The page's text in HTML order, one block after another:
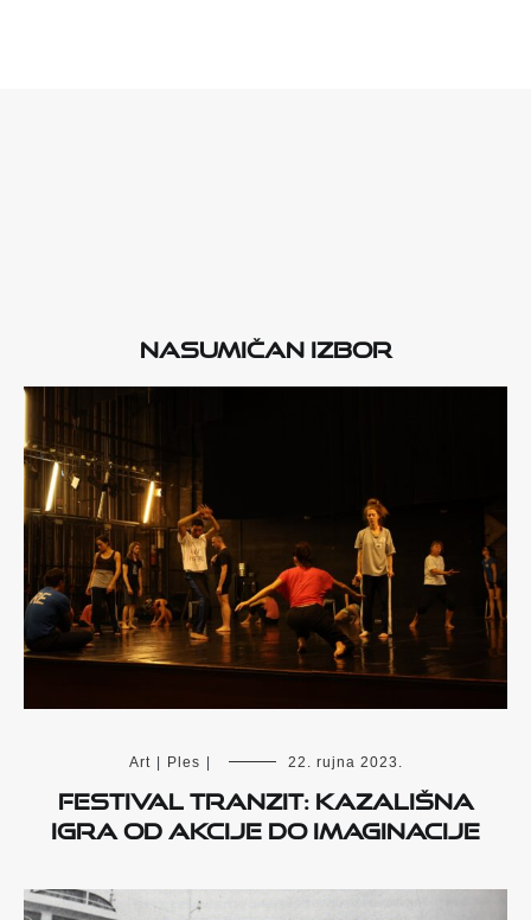
Nasumičan izbor
Art Ples 22. rujna 2023.
Festival TranziT: Kazališna
igra od akcije do imaginacije